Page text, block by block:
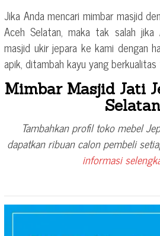
Jika Anda mencari mimbar masjid
Aceh Selatan, maka tak salah jika
masjid ukir jepara ke kami dengan
apik, ditambah kayu yang
Mimbar Masjid Jati
Selatan
Tambahkan profil toko mebel
dapatkan ribuan calon pembeli
informasi